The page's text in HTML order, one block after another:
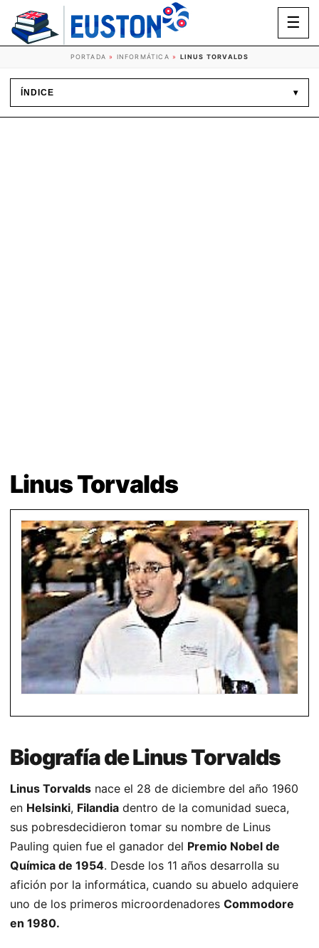
☰
PORTADA » INFORMÁTICA » LINUS TORVALDS
ÍNDICE ▾
Linus Torvalds
Biografía de Linus Torvalds
Linus Torvalds nace el 28 de diciembre del año 1960
en Helsinki, Filandia dentro de la comunidad sueca,
sus pobresdecidieron tomar su nombre de Linus
Pauling quien fue el ganador del Premio Nobel de
Química de 1954. Desde los 11 años desarrolla su
afición por la informática, cuando su abuelo adquiere
uno de los primeros microordenadores Commodore
en 1980.